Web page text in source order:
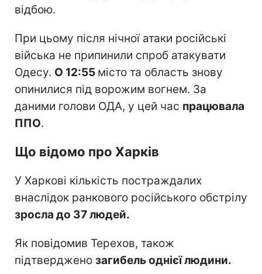
відбою.
При цьому після нічної атаки російські
війська не припинили спроб атакувати
Одесу. О 12:55 місто та область знову
опинилися під ворожим вогнем. За
даними голови ОДА, у цей час працювала
ППО.
Що відомо про Харків
У Харкові кількість постраждалих
внаслідок ранкового російського обстрілу
зросла до 37 людей.
Як повідомив Терехов, також
підтверджено загибель однієї людини.